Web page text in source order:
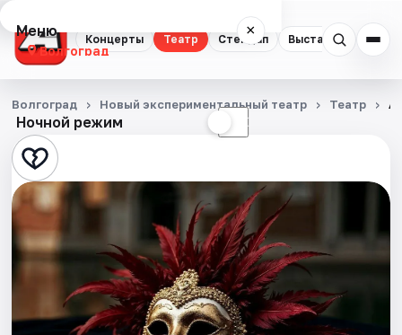
Концерты Театр Стендап Выставки
Меню ×
Волгоград
Концерты
Театр
Стендап
Выставки
Квесты
Экскурсии
Ночной режим ☾
Волгоград Новый экспериментальный театр Театр А